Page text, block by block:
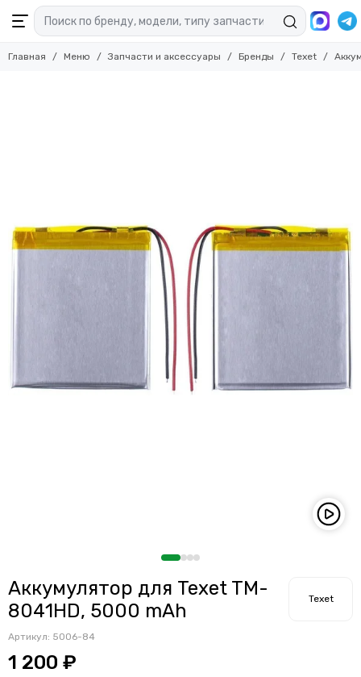
Главная Меню Запчасти и аксессуары Бренды Texet
Аккумулятор для Texet TM-
8041HD, 5000 mAh
Артикул: 5006-84
1 200 ₽
Texet